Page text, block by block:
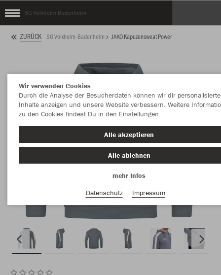
SG Volxheim-Badenheim
ZURÜCK SG Volxheim-Badenheim JAKO Kapuzensweat Power
Wir verwenden Cookies
Durch die Analyse der Besucherdaten können wir dir personalisierte
Inhalte anzeigen und unsere Website verbessern. Weitere
zu den Cookies findest Du in den Einstellungen.
Alle akzeptieren
Alle ablehnen
mehr Infos
Datenschutz
Impressum